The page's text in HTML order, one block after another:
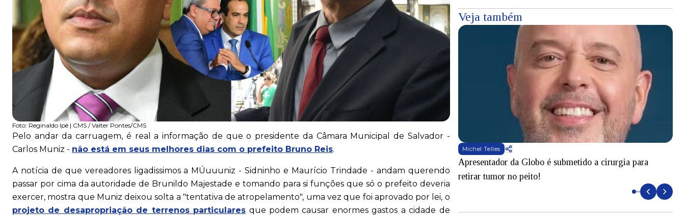
Foto: Reginaldo Ipê | CMS / Valter Pontes/CMS
Pelo andar da carruagem, é real a informação de que o presidente da Câmara Municipal de Salvador -
Carlos Muniz - não está em seus melhores dias com o prefeito Bruno Reis.
A notícia de que vereadores ligadissimos a MÚuuuniz - Sidninho e Maurício Trindade - andam querendo
passar por cima da autoridade de Brunildo Majestade e tomando para si funções que só o prefeito deveria
exercer, mostra que Muniz deixou solta a "tentativa de atropelamento", uma vez que foi aprovado por lei, o
projeto de desapropriação de terrenos particulares que podem causar enormes gastos a cidade de
Veja também
Michel Telles
Apresentador da Globo é submetido a cirurgia para
retirar tumor no peito!